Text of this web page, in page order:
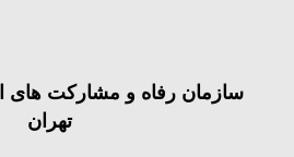
سازمان رفاه و مشارکت های
تهران